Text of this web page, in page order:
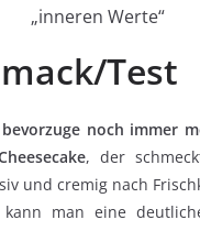
„inneren Werte“
Test
bevorzuge noch immer
, der
und cremig nach
kann man eine